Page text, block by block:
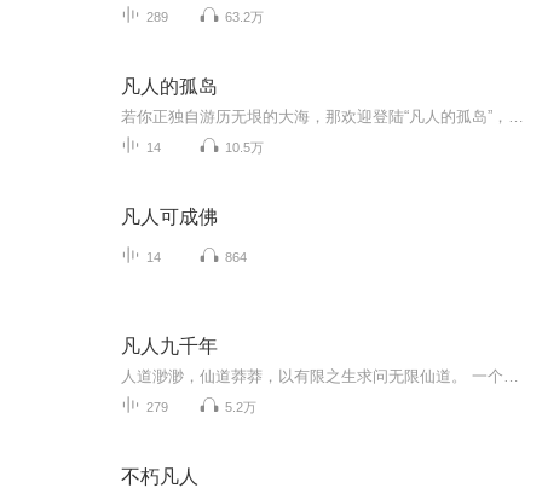
289 63.2万
凡人的孤岛
14 10.5万
凡人可成佛
14 864
凡人九千年
279 5.2万
不朽凡人